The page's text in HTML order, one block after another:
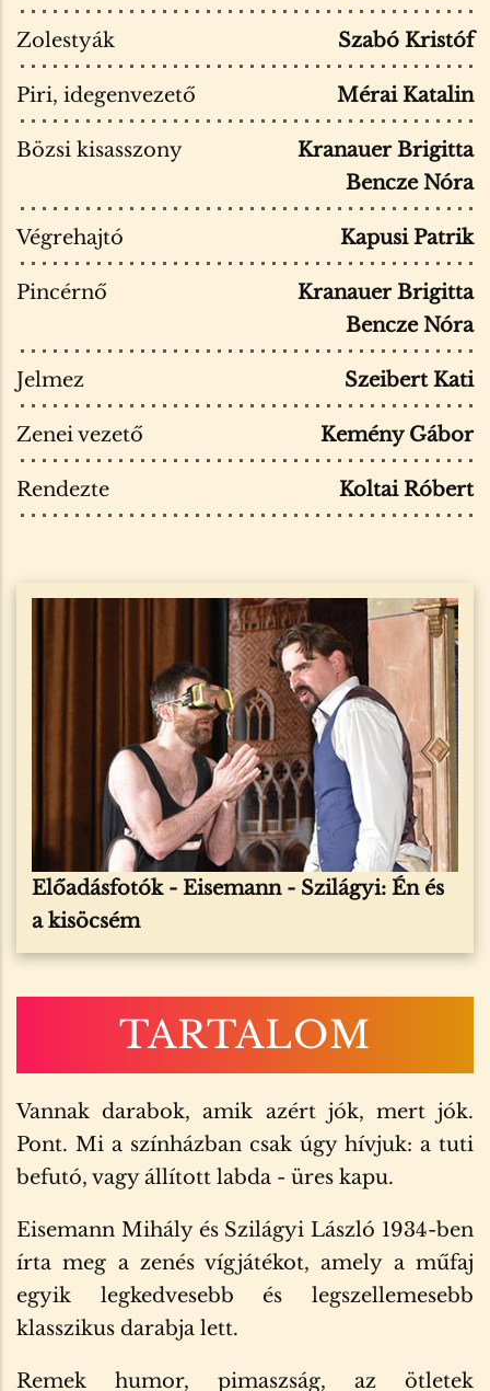
Zolestyák Szabó Kristóf
Piri, idegenvezető Mérai Katalin
Bözsi kisasszony
Kranauer Brigitta
Bencze Nóra
Végrehajtó Kapusi Patrik
Pincérnő
Kranauer Brigitta
Bencze Nóra
Jelmez Szeibert Kati
Zenei vezető Kemény Gábor
Rendezte Koltai Róbert
Előadásfotók - Eisemann - Szilágyi: Én és
a kisöcsém
TARTALOM
Vannak darabok, amik azért jók, mert jók.
Pont. Mi a színházban csak úgy hívjuk: a tuti
befutó, vagy állított labda - üres kapu.
Eisemann Mihály és Szilágyi László 1934-ben
írta meg a zenés vígjátékot, amely a műfaj
egyik legkedvesebb és legszellemesebb
klasszikus darabja lett.
Remek humor, pimaszság, az ötletek